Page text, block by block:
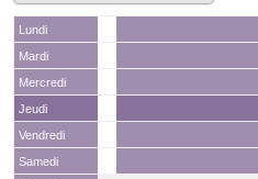
Lundi
Mardi
Mercredi
Jeudi
Vendredi
Samedi